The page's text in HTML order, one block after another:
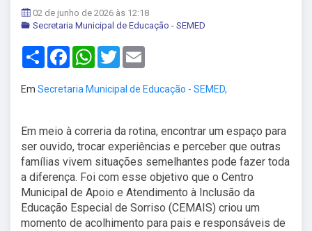
02 de junho de 2026 às 12:18
Secretaria Municipal de Educação - SEMED
Share FacebookWhatsApp
Twitter
Em Secretaria Municipal de Educação - SEMED,
Em meio à correria da rotina, encontrar um espaço para
ser ouvido, trocar experiências e perceber que outras
famílias vivem situações semelhantes pode fazer toda
a diferença. Foi com esse objetivo que o Centro
Municipal de Apoio e Atendimento à Inclusão da
Educação Especial de Sorriso (CEMAIS) criou um
momento de acolhimento para pais e responsáveis de